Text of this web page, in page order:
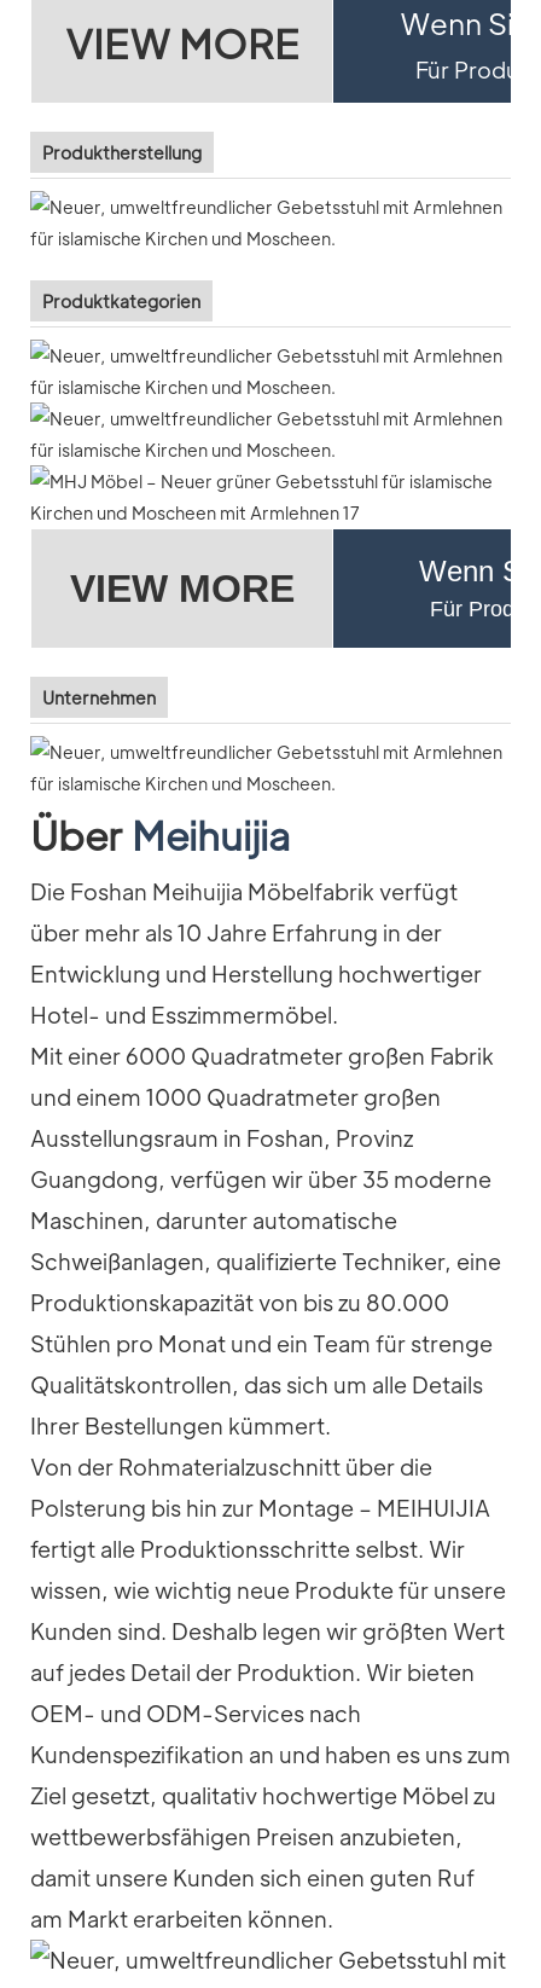
VIEW MORE Wenn
Für
Produktherstellung
Produktkategorien
VIEW MORE Wenn
Für
Unternehmen
Über Meihuijia
Die Foshan Meihuijia Möbelfabrik verfügt
über mehr als 10 Jahre Erfahrung in der
Entwicklung und Herstellung hochwertiger
Hotel- und Esszimmermöbel.
Mit einer 6000 Quadratmeter großen Fabrik
und einem 1000 Quadratmeter großen
Ausstellungsraum in Foshan, Provinz
Guangdong, verfügen wir über 35 moderne
Maschinen, darunter automatische
Schweißanlagen, qualifizierte Techniker, eine
Produktionskapazität von bis zu 80.000
Stühlen pro Monat und ein Team für strenge
Qualitätskontrollen, das sich um alle Details
Ihrer Bestellungen kümmert.
Von der Rohmaterialzuschnitt über die
Polsterung bis hin zur Montage – MEIHUIJIA
fertigt alle Produktionsschritte selbst. Wir
wissen, wie wichtig neue Produkte für unsere
Kunden sind. Deshalb legen wir größten Wert
auf jedes Detail der Produktion. Wir bieten
OEM- und ODM-Services nach
Kundenspezifikation an und haben es uns zum
Ziel gesetzt, qualitativ hochwertige Möbel zu
wettbewerbsfähigen Preisen anzubieten,
damit unsere Kunden sich einen guten Ruf
am Markt erarbeiten können.